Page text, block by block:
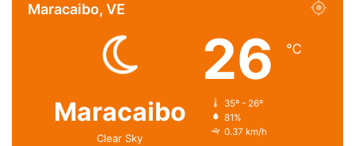
Maracaibo, VE
Maracaibo
Clear Sky
26 ℃
35º - 26º
81%
0.37 km/h